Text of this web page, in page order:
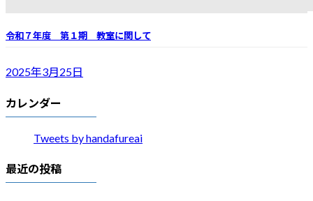
令和７年度 第１期 教室に関して
2025年3月25日
カレンダー
Tweets by handafureai
最近の投稿